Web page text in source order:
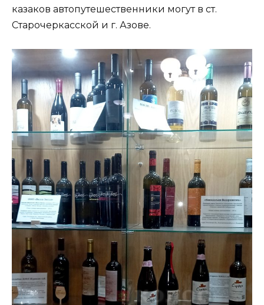
казаков автопутешественники могут в ст.
Старочеркасской и г. Азове.